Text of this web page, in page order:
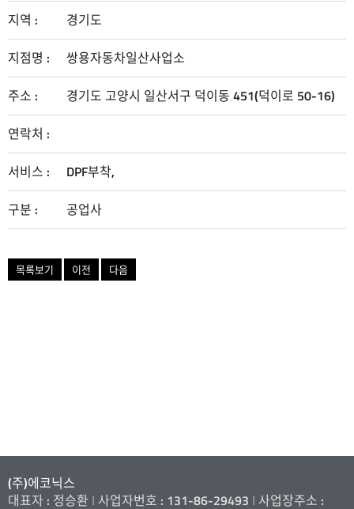
지역 :
경기도
지점명 :
쌍용자동차일산사업소
주소 :
경기도 고양시 일산서구 덕이동 451(덕이로 50-16)
연락처 :
서비스 :
DPF부착,
구분 :
공업사
목록보기 이전 다음
(주)에코닉스
대표자 : 정승환 I 사업자번호 : 131-86-29493 I 사업장주소 :